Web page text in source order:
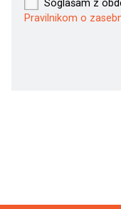
Soglašam z
Pravilnikom o